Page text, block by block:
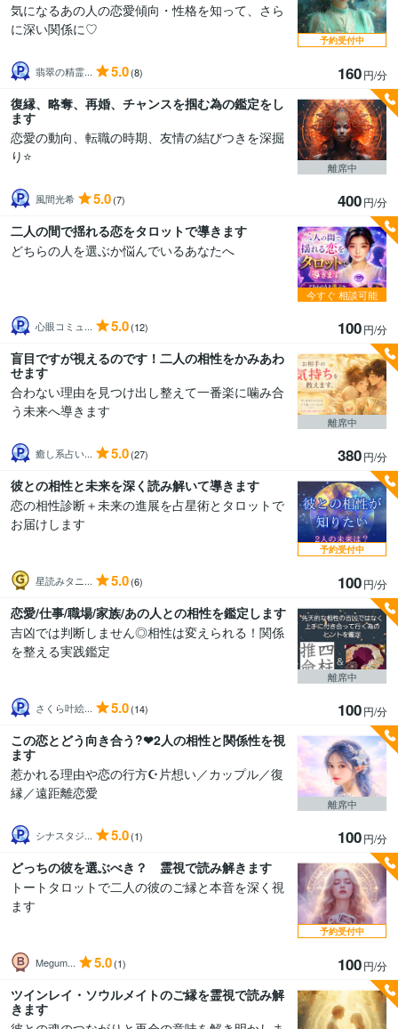
気になるあの人の恋愛傾向・性格を知って、さら
に深い関係に♡
翡翠の精霊... 5.0(8) 160円/分
予約受付中
復縁、略奪、再婚、チャンスを掴む為の鑑定をし
ます
恋愛の動向、転職の時期、友情の結びつきを深掘
り⭐️
風間光希 5.0(7) 400円/分
離席中
二人の間で揺れる恋をタロットで導きます
どちらの人を選ぶか悩んでいるあなたへ
心眼コミュ... 5.0(12) 100円/分
今すぐ 相談可能
盲目ですが視えるのです！二人の相性をかみあわ
せます
合わない理由を見つけ出し整えて一番楽に噛み合
う未来へ導きます
癒し系占い... 5.0(27) 380円/分
離席中
彼との相性と未来を深く読み解いて導きます
恋の相性診断＋未来の進展を占星術とタロットで
お届けします
星読みタニ... 5.0(6) 100円/分
予約受付中
恋愛/仕事/職場/家族/あの人との相性を鑑定します
吉凶では判断しません◎相性は変えられる！関係
を整える実践鑑定
さくら叶絵... 5.0(14) 100円/分
離席中
この恋とどう向き合う?❤2人の相性と関係性を視
ます
惹かれる理由や恋の行方☪️片想い／カップル／復
縁／遠距離恋愛
シナスタジ... 5.0(1) 100円/分
離席中
どっちの彼を選ぶべき？ 霊視で読み解きます
トートタロットで二人の彼のご縁と本音を深く視
ます
Megum... 5.0(1) 100円/分
予約受付中
ツインレイ・ソウルメイトのご縁を霊視で読み解
きます